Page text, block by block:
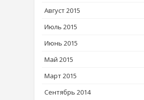
Август 2015
Июль 2015
Июнь 2015
Май 2015
Март 2015
Сентябрь 2014